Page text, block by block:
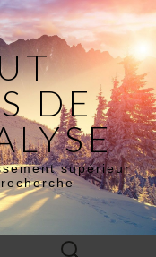
DE
supérieur
Rechercher :